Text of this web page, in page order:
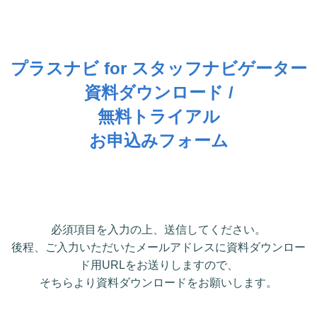
プラスナビ for スタッフナビゲーター
資料ダウンロード /
無料トライアル
お申込みフォーム
必須項目を入力の上、送信してください。
後程、ご入力いただいたメールアドレスに資料ダウンロー
ド用URLをお送りしますので、
そちらより資料ダウンロードをお願いします。